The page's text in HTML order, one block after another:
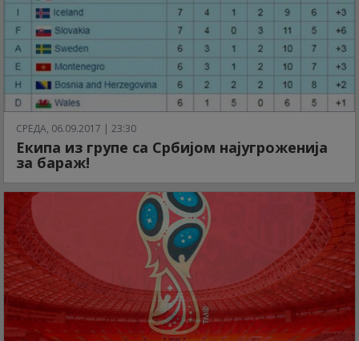
СРЕДА, 06.09.2017 | 23:30
Екипа из групе са Србијом најугроженија
за бараж!